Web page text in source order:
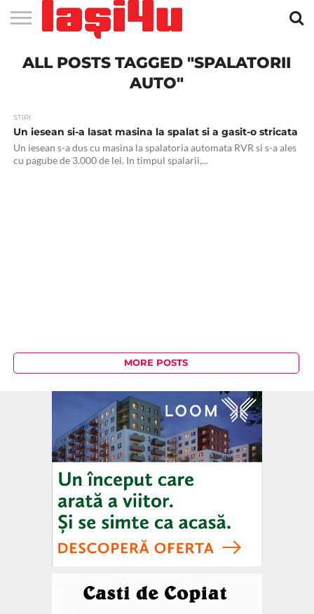
STIRI
APARTAMENTE
NOI IASI
STIRI
IASI
JOBS
IN
FILME
LA
CLUBURI /
DISCOTECI
BARURI /
CAFENELE
SALI DE
FORTA
SALOANE DE
INFRUMUSETARE
AGENTII
DE
RESTAURANTE
IN IASI
PIZZA
IN
PISCINA
IN IASI
FLORARII
RADIO
LIVE
SPALATORII
AUTO
TRACTARI
AUTO
TAXI
IN
CINEMA
TEATRU
HOTELURI
/
TEREN
SPORTIV
TEREN
TENIS
FARMACII
NON
COFFEE-
TO-GO
FIRME DE
PUBLICITATE
RENT
A
ALL POSTS TAGGED "SPALATORII
AUTO"
STIRI
Un iesean si-a lasat masina la spalat si a gasit-o stricata
Un iesean s-a dus cu masina la spalatoria automata RVR si s-a ales
cu pagube de 3.000 de lei. In timpul spalarii,...
MORE POSTS